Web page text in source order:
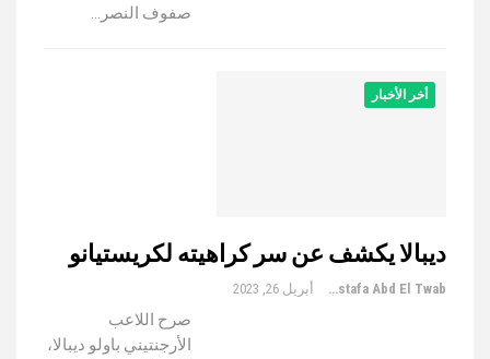
صفوف النصر…
أخر الأخبار
ديبالا يكشف عن سر كراهيته لكريستيانو
Mustafa Abd El Twab أبريل 26, 2023
صرح اللاعب
الأرجنتيني باولو ديبالا،